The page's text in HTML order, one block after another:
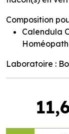
Composition
Calendula
Laboratoire :
11,